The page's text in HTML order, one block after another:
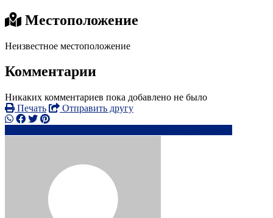
Местоположение
Неизвестное местоположение
Комментарии
Никаких комментариев пока добавлено не было
Печать
Отправить другу